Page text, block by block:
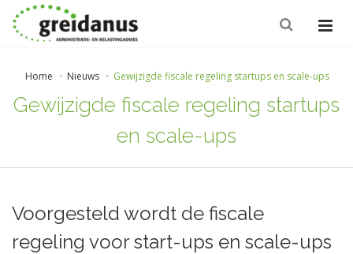
Home Nieuws Gewijzigde fiscale regeling startups en scale-ups
Gewijzigde fiscale regeling startups
en scale-ups
Voorgesteld wordt de fiscale
regeling voor start-ups en scale-ups